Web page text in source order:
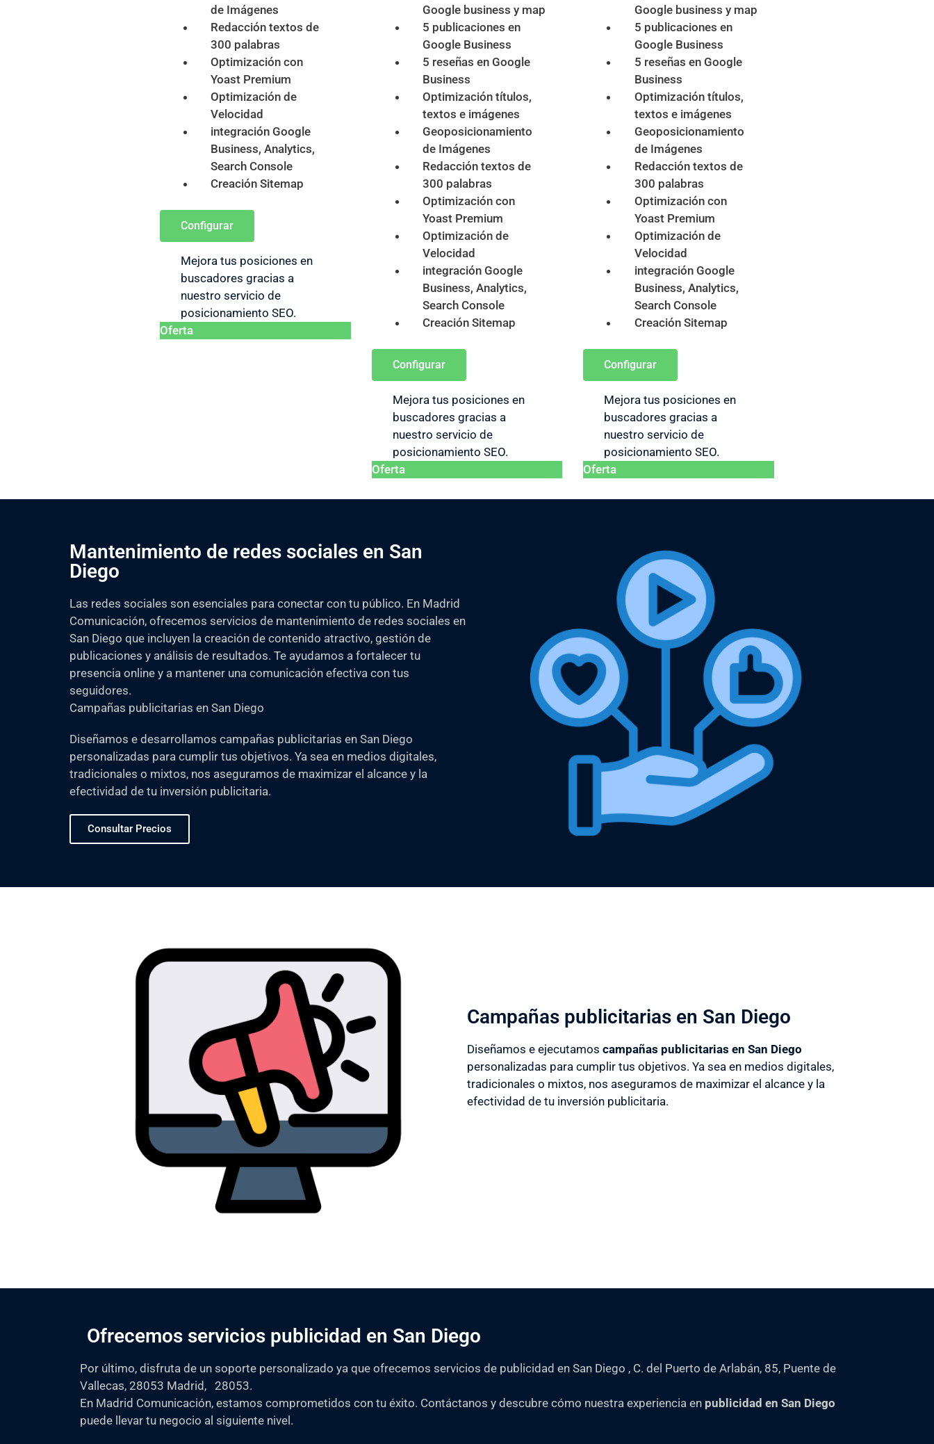
de Imágenes
Redacción textos de
300 palabras
Optimización con
Yoast Premium
Optimización de
Velocidad
integración Google
Business, Analytics,
Search Console
Creación Sitemap
Configurar
Mejora tus posiciones en
buscadores gracias a
nuestro servicio de
posicionamiento SEO.
Oferta
Google business y map
5 publicaciones en
Google Business
5 reseñas en Google
Business
Optimización títulos,
textos e imágenes
Geoposicionamiento
de Imágenes
Redacción textos de
300 palabras
Optimización con
Yoast Premium
Optimización de
Velocidad
integración Google
Business, Analytics,
Search Console
Creación Sitemap
Configurar
Mejora tus posiciones en
buscadores gracias a
nuestro servicio de
posicionamiento SEO.
Oferta
Google business y map
5 publicaciones en
Google Business
5 reseñas en Google
Business
Optimización títulos,
textos e imágenes
Geoposicionamiento
de Imágenes
Redacción textos de
300 palabras
Optimización con
Yoast Premium
Optimización de
Velocidad
integración Google
Business, Analytics,
Search Console
Creación Sitemap
Configurar
Mejora tus posiciones en
buscadores gracias a
nuestro servicio de
posicionamiento SEO.
Oferta
Mantenimiento de redes sociales en San
Diego
Las redes sociales son esenciales para conectar con tu público. En Madrid
Comunicación, ofrecemos servicios de mantenimiento de redes sociales en
San Diego que incluyen la creación de contenido atractivo, gestión de
publicaciones y análisis de resultados. Te ayudamos a fortalecer tu
presencia online y a mantener una comunicación efectiva con tus
seguidores.
Campañas publicitarias en San Diego
Diseñamos e desarrollamos campañas publicitarias en San Diego
personalizadas para cumplir tus objetivos. Ya sea en medios digitales,
tradicionales o mixtos, nos aseguramos de maximizar el alcance y la
efectividad de tu inversión publicitaria.
Consultar Precios
Campañas publicitarias en San Diego
Diseñamos e ejecutamos campañas publicitarias en San Diego
personalizadas para cumplir tus objetivos. Ya sea en medios digitales,
tradicionales o mixtos, nos aseguramos de maximizar el alcance y la
efectividad de tu inversión publicitaria.
Ofrecemos servicios publicidad en San Diego
Por último, disfruta de un soporte personalizado ya que ofrecemos servicios de publicidad en San Diego , C. del Puerto de Arlabán, 85, Puente de
Vallecas, 28053 Madrid, 28053.
En Madrid Comunicación, estamos comprometidos con tu éxito. Contáctanos y descubre cómo nuestra experiencia en publicidad en San Diego
puede llevar tu negocio al siguiente nivel.